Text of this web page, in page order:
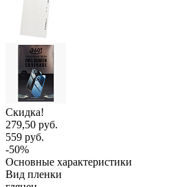
Скидка!
279,50 руб.
559 руб.
-50%
Основные характеристики
Вид пленки